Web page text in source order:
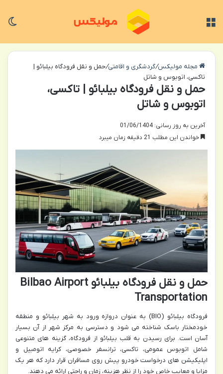
مجله مولیکس/گردشگری و اقامتی/حمل و نقل فرودگاه بیلبائو |
تاکسی، اتوبوس و شاتل
حمل و نقل فرودگاه بیلبائو | تاکسی،
اتوبوس و شاتل
آخرین به روز رسانی: 01/06/1404
خواندن این مطلب 21 دقیقه زمان میبرد
حمل و نقل فرودگاه بیلبائو Bilbao Airport
Transportation
فرودگاه بیلبائو (BIO) به عنوان دروازه ورود به شهر بیلبائو و منطقه
خودمختار باسک شناخته می شود و دسترسی به مرکز شهر از آن بسیار
آسان است. برای رسیدن به قلب بیلبائو از فرودگاه، گزینه های متنوعی
شامل اتوبوس عمومی، تاکسی، ترانسفر خصوصی، کرایه اتومبیل و
اپلیکیشن های درخواست خودرو پیش روی مسافران قرار دارد که هر یک
مزایا و معایب خاص خود را از نظر هزینه، زمان و راحتی ارائه می دهند.